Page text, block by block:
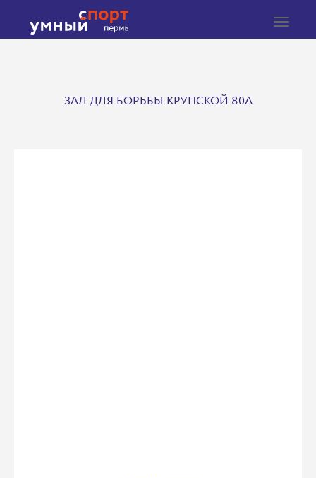
Toggle
ЗАЛ ДЛЯ БОРЬБЫ КРУПСКОЙ 80А